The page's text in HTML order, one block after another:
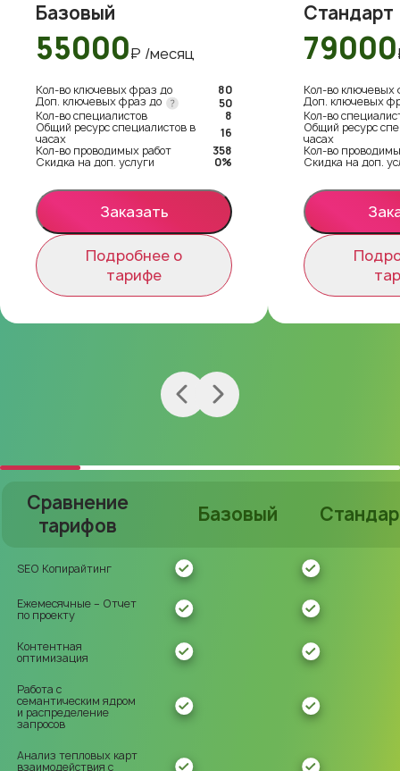
Базовый
55000₽ /месяц
Кол-во ключевых фраз до 80
Доп. ключевых фраз до
50
Кол-во специалистов
8
Общий ресурс специалистов в
часах
16
Кол-во проводимых работ
358
Скидка на доп. услуги 0%
Заказать
Подробнее о
тарифе
Стандарт
79000
Кол-во ключевых
Доп. ключевых
Кол-во
Общий ресурс
часах
Кол-во
Скидка на доп.
Сравнение
тарифов
Базовый
SEO Копирайтинг
Ежемесячные – Отчет
по проекту
Контентная
оптимизация
Работа с
семантическим ядром
и распределение
запросов
Анализ тепловых карт
взаимодействия с